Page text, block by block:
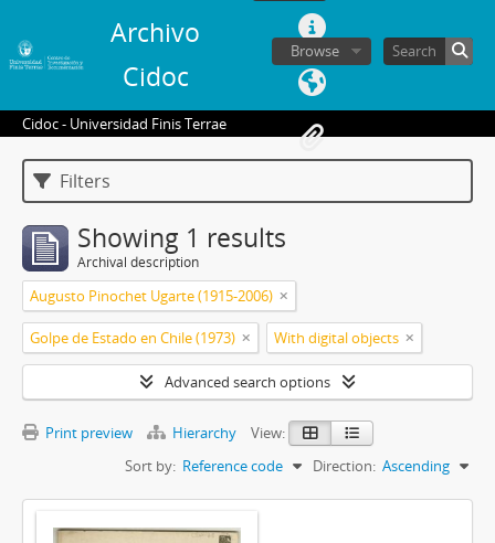
Archivo
Cidoc
Browse
Cidoc - Universidad Finis Terrae
Filters
Showing 1 results
Archival description
Augusto Pinochet Ugarte (1915-2006)
Golpe de Estado en Chile (1973) With digital objects
Advanced search options
Print preview Hierarchy
View:
Sort by: Reference code Direction: Ascending